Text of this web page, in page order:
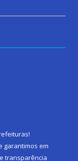
!
garantimos em
transparência